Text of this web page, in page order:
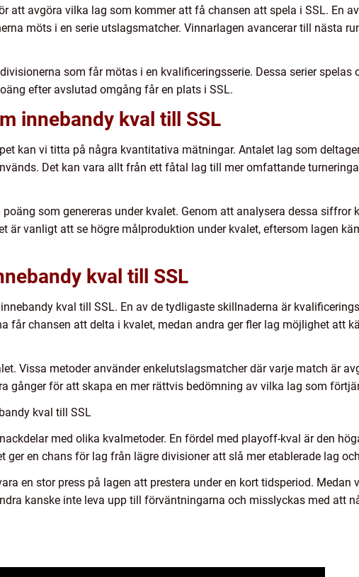
att avgöra vilka lag som kommer att få chansen att spela i SSL. En
möts i en serie utslagsmatcher. Vinnarlagen avancerar till nästa
som får mötas i en kvalificeringsserie. Dessa serier spelas
efter avslutad omgång får en plats i SSL.
innebandy kval till SSL
kan vi titta på några kvantitativa mätningar. Antalet lag som
Det kan vara allt från ett fåtal lag till mer omfattande
som genereras under kvalet. Genom att analysera dessa siffror
är vanligt att se högre målproduktion under kvalet, eftersom lagen
kval till SSL
kval till SSL. En av de tydligaste skillnaderna är
får chansen att delta i kvalet, medan andra ger fler lag möjlighet att
Vissa metoder använder enkelutslagsmatcher där varje match är
gånger för att skapa en mer rättvis bedömning av vilka lag som
kval till SSL
med olika kvalmetoder. En fördel med playoff-kval är den
ger en chans för lag från lägre divisioner att slå mer etablerade lag
en stor press på lagen att prestera under en kort tidsperiod. Medan
kanske inte leva upp till förväntningarna och misslyckas med att